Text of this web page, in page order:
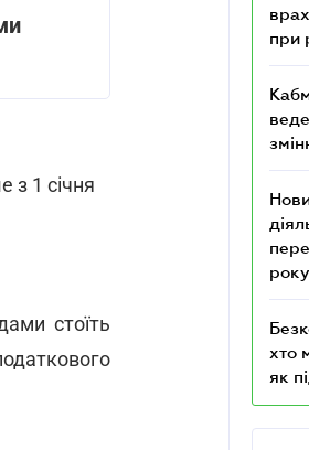
з 1 січня
стоїть
при
року
хто
як